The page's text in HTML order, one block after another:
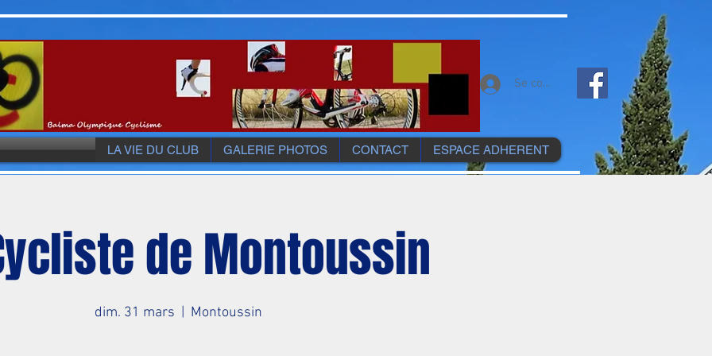
Se connecter
LA VIE DU CLUB GALERIE PHOTOS CONTACT ESPACE ADHERENT
de Montoussin
dim. 31 mars Montoussin